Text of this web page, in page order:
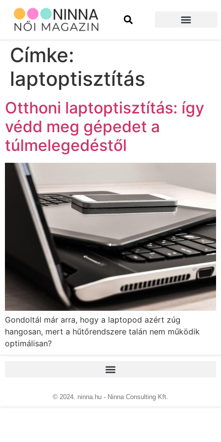
Címke:
laptoptisztítás
Otthoni laptoptisztítás: így
védd meg gépedet a
túlmelegedéstől
Gondoltál már arra, hogy a laptopod azért zúg
hangosan, mert a hűtőrendszere talán nem működik
optimálisan?
© 2024. ninna.hu - Ninna Consulting Kft.